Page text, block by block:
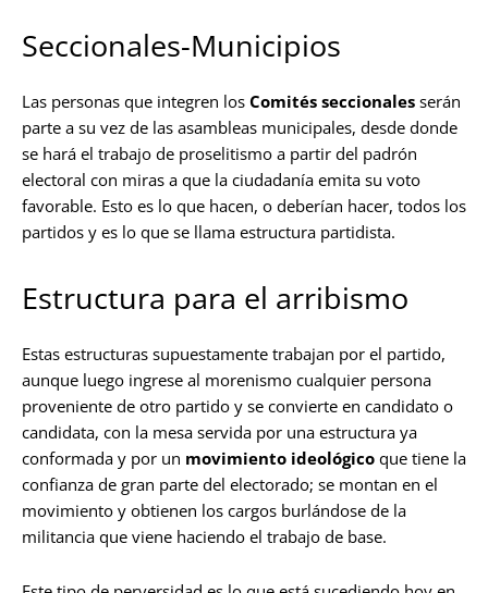
Seccionales-Municipios
Las personas que integren los Comités seccionales serán
parte a su vez de las asambleas municipales, desde donde
se hará el trabajo de proselitismo a partir del padrón
electoral con miras a que la ciudadanía emita su voto
favorable. Esto es lo que hacen, o deberían hacer, todos los
partidos y es lo que se llama estructura partidista.
Estructura para el arribismo
Estas estructuras supuestamente trabajan por el partido,
aunque luego ingrese al morenismo cualquier persona
proveniente de otro partido y se convierte en candidato o
candidata, con la mesa servida por una estructura ya
conformada y por un movimiento ideológico que tiene la
confianza de gran parte del electorado; se montan en el
movimiento y obtienen los cargos burlándose de la
militancia que viene haciendo el trabajo de base.